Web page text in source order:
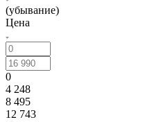
(убывание)
Цена
0
4 248
8 495
12 743